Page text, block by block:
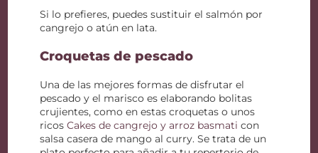
Si lo prefieres, puedes sustituir el salmón por
cangrejo o atún en lata.
Croquetas de pescado
Una de las mejores formas de disfrutar el
pescado y el marisco es elaborando bolitas
crujientes, como en estas croquetas o unos
ricosCakes de cangrejo y arroz basmati con
salsa casera de mango al curry. Se trata de un